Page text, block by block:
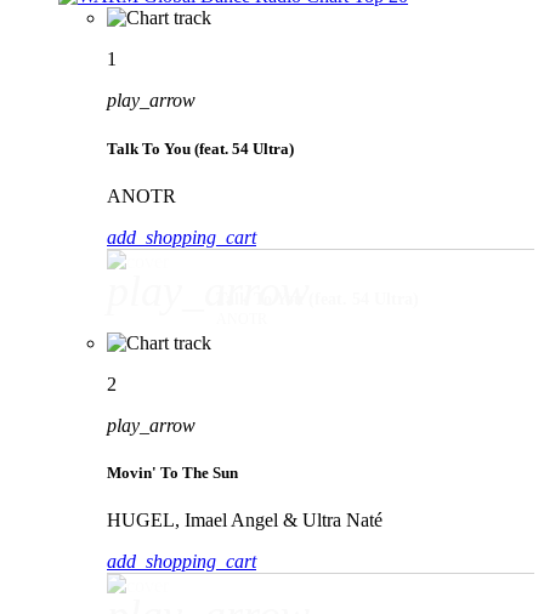
1
play_arrow
Talk To You (feat. 54 Ultra)
ANOTR
add_shopping_cart
2
play_arrow
Movin' To The Sun
HUGEL, Imael Angel & Ultra Naté
add_shopping_cart